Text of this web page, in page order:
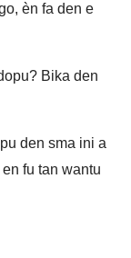
èn fa den e
Bika den
den sma ini a
fu tan wantu